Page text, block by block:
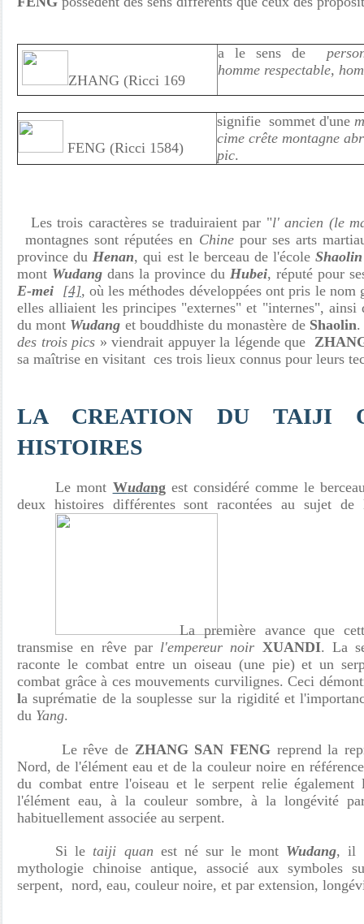
ZHANG (Ricci 169
a le sens de
homme respectable,
FENG (Ricci 1584)
signifie sommet d'une
cime crête montagne
pic.
Les trois caractères se traduiraient par "l' ancien (le
montagnes sont réputées en Chinepour ses arts
province duHenan, qui est le berceau de l'écoleShaolin
mont Wudang dans la province du Hubei, réputé pour
E-mei [4], où les méthodes développées ont pris le nom
elles alliaient les principes "externes" et "internes", ainsi
du mont Wudang et bouddhiste du monastère de Shaolin.
des trois pics » viendrait appuyer la légende que
sa maîtrise en visitant ces trois lieux connus pour leurs
LA CREATION DU TAIJI
HISTOIRES
Le mont Wudangest considéré comme le
deux histoires différentes sont racontées au sujet
La première avance que
transmise en rêve par l'empereur noir XUANDI. La
raconte le combat entre un oiseau (une pie) et un
combat grâce à ces mouvements curvilignes. Ceci
la suprématie de la souplesse sur la rigidité et
du Yang.
Le rêve de ZHANG SAN FENGreprend la
Nord, de l'élément eau et de la couleur noire en
du combat entre l'oiseau et le serpent relie
l'élément eau, à la couleur sombre, à la longévité
habituellement associée au serpent.
Si le taiji quan est né sur le mont Wudang, il
mythologie chinoise antique, associé aux symboles
serpent, nord, eau, couleur noire, et par extension,